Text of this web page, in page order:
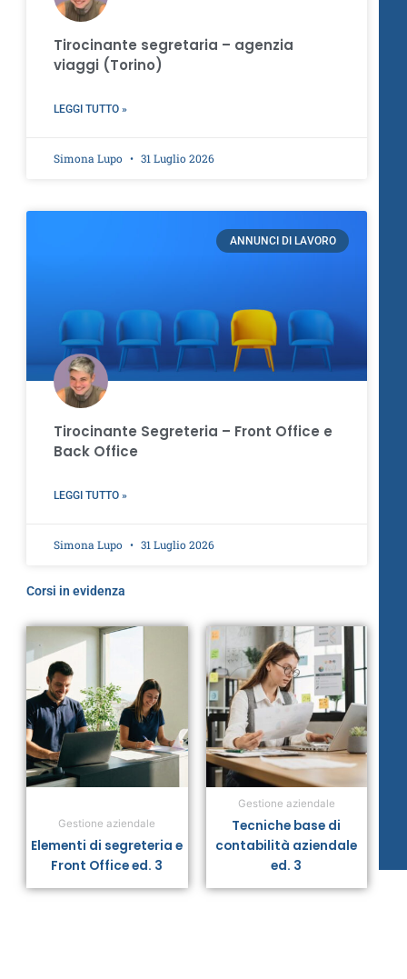
Tirocinante segretaria – agenzia
viaggi (Torino)
LEGGI TUTTO »
Simona Lupo 31 Luglio 2026
ANNUNCI DI LAVORO
Tirocinante Segreteria – Front Office e
Back Office
LEGGI TUTTO »
Simona Lupo 31 Luglio 2026
Corsi in evidenza
Gestione aziendale
Elementi di segreteria e
Front Office ed. 3
Gestione aziendale
Tecniche base di
contabilità aziendale
ed. 3